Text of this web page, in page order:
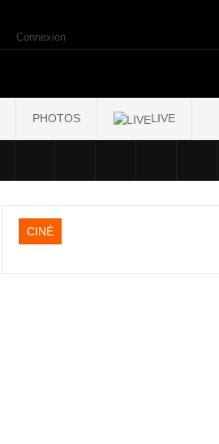
Connexion
PHOTOS LIVE
CINÉ